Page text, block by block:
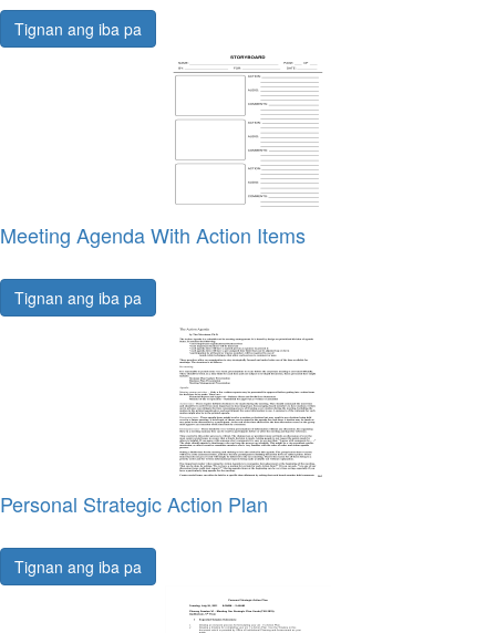
Tignan ang iba pa
Meeting Agenda With Action Items
Tignan ang iba pa
Personal Strategic Action Plan
Tignan ang iba pa